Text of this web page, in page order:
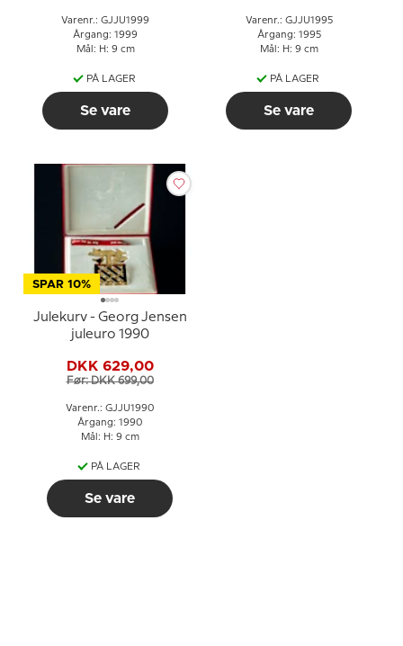
Varenr.: GJJU1999
Årgang: 1999
Mål: H: 9 cm
PÅ LAGER
Se vare
Varenr.: GJJU1995
Årgang: 1995
Mål: H: 9 cm
PÅ LAGER
Se vare
SPAR 10%
Julekurv - Georg Jensen
juleuro 1990
DKK 629,00
Før: DKK 699,00
Varenr.: GJJU1990
Årgang: 1990
Mål: H: 9 cm
PÅ LAGER
Se vare